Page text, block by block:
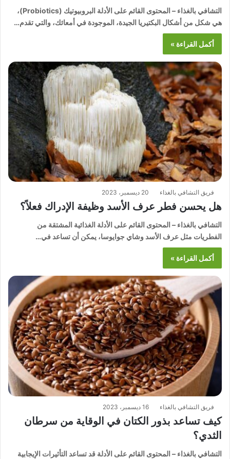
التشافي بالغذاء – المحتوى القائم على الأدلة البروبيوتيك (Probiotics)،
هي شكل من أشكال البكتيريا الجيدة، الموجودة في أمعائك، والتي تقدم…
أكمل القراءة »
فريق التشافي بالغذاء 20 ديسمبر، 2023
هل يحسن فطر عرف الأسد وظيفة الإدراك فعلاً؟
التشافي بالغذاء – المحتوى القائم على الأدلة الغذائية المشتقة من
الفطريات مثل عرف الأسد وشاي جوايوسا، يمكن أن تساعد في…
أكمل القراءة »
فريق التشافي بالغذاء 16 ديسمبر، 2023
كيف تساعد بذور الكتان في الوقاية من سرطان
الثدي؟
التشافي بالغذاء – المحتوى القائم على الأدلة قد تساعد التأثيرات الإيجابية